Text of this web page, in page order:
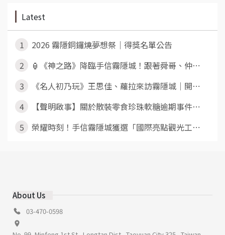
Latest
1
2026 霧隱銅鑼燒夢想祭｜得獎名單公告
2
🏮《神之路》降臨手信霧隱城！跟著舜哥、仲⋯
3
《名人初乃玩》王思佳、蘿拉來訪霧隱城｜開⋯
4
【聲明啟事】關於散裝零食珍珠軟糖逾期事件⋯
5
榮耀時刻！手信霧隱城獲選「國際亮點觀光工⋯
About Us
03-470-0598